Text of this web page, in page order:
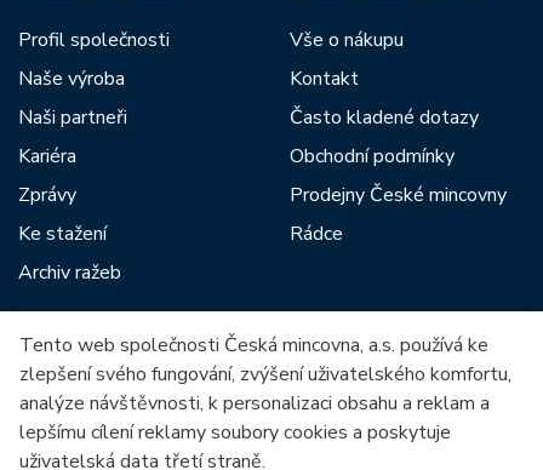
Profil společnosti
Naše výroba
Naši partneři
Kariéra
Zprávy
Ke stažení
Archiv ražeb
Vše o nákupu
Kontakt
Často kladené dotazy
Obchodní podmínky
Prodejny České mincovny
Rádce
Mezi naše partnery patří:
Tento web společnosti Česká mincovna, a.s. používá ke
zlepšení svého fungování, zvýšení uživatelského komfortu,
analýze návštěvnosti, k personalizaci obsahu a reklam a
lepšímu cílení reklamy soubory cookies a poskytuje
uživatelská data třetí straně.